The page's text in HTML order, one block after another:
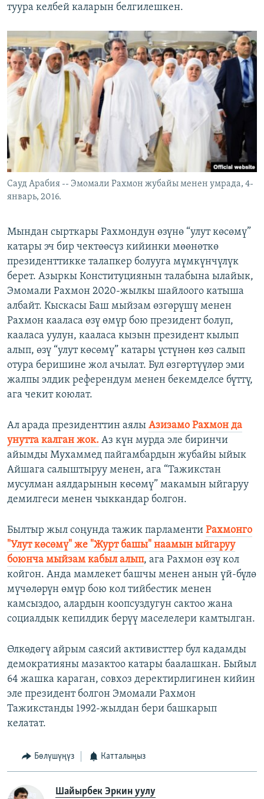
туура келбей каларын белгилешкен.
Сауд Арабия -- Эмомали Рахмон жубайы менен умрада, 4-
январь, 2016.
Мындан сырткары Рахмондун өзүнө “улут көсөмү”
катары эч бир чектөөсүз кийинки мөөнөткө
президенттикке талапкер болууга мүмкүнчүлүк
берет. Азыркы Конституциянын талабына ылайык,
Эмомали Рахмон 2020-жылкы шайлоого катыша
албайт. Кыскасы Баш мыйзам өзгөрүшү менен
Рахмон кааласа өзү өмүр бою президент болуп,
кааласа уулун, кааласа кызын президент кылып
алып, өзү “улут көсөмү” катары үстүнөн көз салып
отура беришине жол ачылат. Бул өзгөртүүлөр эми
жалпы элдик референдум менен бекемделсе бүттү,
ага чекит коюлат.
Ал арада президенттин аялы Азизамо Рахмон да
унутта калган жок. Аз күн мурда эле биринчи
айымды Мухаммед пайгамбардын жубайы ыйык
Айшага салыштыруу менен, ага “Тажикстан
мусулман аялдарынын көсөмү” макамын ыйгаруу
демилгеси менен чыккандар болгон.
Былтыр жыл соңунда тажик парламенти Рахмонго
"Улут көсөмү" же "Журт башы" наамын ыйгаруу
боюнча мыйзам кабыл алып, ага Рахмон өзү кол
койгон. Анда мамлекет башчы менен анын үй-бүлө
мүчөлөрүн өмүр бою кол тийбестик менен
камсыздоо, алардын коопсуздугун сактоо жана
социалдык кепилдик берүү маселелери камтылган.
Өлкөдөгү айрым саясий активисттер бул кадамды
демократияны мазактоо катары баалашкан. Быйыл
64 жашка караган, совхоз деректирлигинен кийин
эле президент болгон Эмомали Рахмон
Тажикстанды 1992-жылдан бери башкарып
келатат.
Бөлүшүңүз Катталыңыз
Шайырбек Эркин уулу